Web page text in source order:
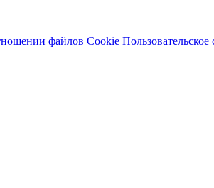
файлов Cookie Пользовательское